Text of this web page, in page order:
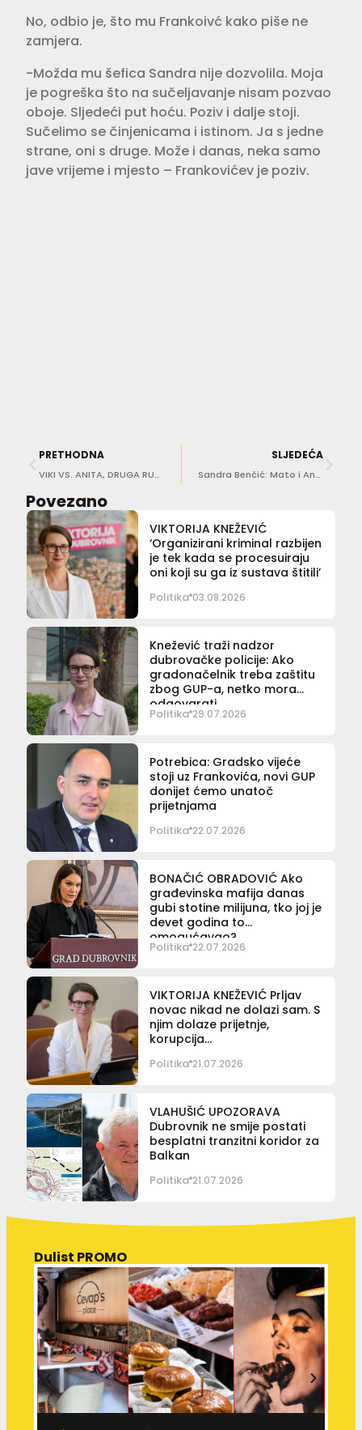
No, odbio je, što mu Frankoivć kako piše ne
zamjera.
-Možda mu šefica Sandra nije dozvolila. Moja
je pogreška što na sučeljavanje nisam pozvao
oboje. Sljedeći put hoću. Poziv i dalje stoji.
Sučelimo se činjenicama i istinom. Ja s jedne
strane, oni s druge. Može i danas, neka samo
jave vrijeme i mjesto – Frankovićev je poziv.
PRETHODNA
VIKI VS. ANITA, DRUGA RUNDA Sukob eskalirao, pale prozivke o iznajmljivanju, HDZ-u, istragama…
SLJEDEĆA
Sandra Benčić: Mato i Andrej se ‘kokošare’, ali nama nije smiješno što su jaja poskupila 53 posto
Povezano
VIKTORIJA KNEŽEVIĆ
‘Organizirani kriminal razbijen
je tek kada se procesuiraju
oni koji su ga iz sustava štitili’
Politika 03.08.2026
Knežević traži nadzor
dubrovačke policije: Ako
gradonačelnik treba zaštitu
zbog GUP-a, netko mora
odgovarati
Politika 29.07.2026
Potrebica: Gradsko vijeće
stoji uz Frankovića, novi GUP
donijet ćemo unatoč
prijetnjama
Politika 22.07.2026
BONAČIĆ OBRADOVIĆ Ako
građevinska mafija danas
gubi stotine milijuna, tko joj je
devet godina to
omogućavao?
Politika 22.07.2026
VIKTORIJA KNEŽEVIĆ Prljav
novac nikad ne dolazi sam. S
njim dolaze prijetnje,
korupcija…
Politika 21.07.2026
VLAHUŠIĆ UPOZORAVA
Dubrovnik ne smije postati
besplatni tranzitni koridor za
Balkan
Politika 21.07.2026
Dulist PROMO